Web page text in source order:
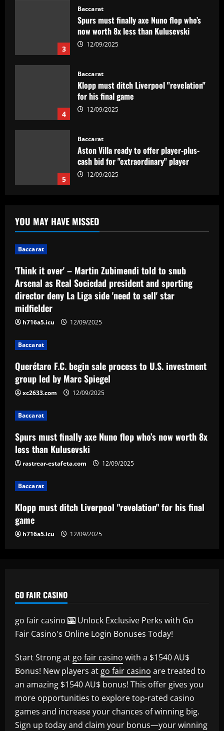
3
Baccarat
Spurs must finally axe Nuno flop who’s
now worth 8x less than Kulusevski
12/09/2025
4
Baccarat
Klopp must ditch Liverpool "revelation"
for his final game
12/09/2025
5
Baccarat
Aston Villa ready to offer player-plus-
cash bid for "extraordinary" player
12/09/2025
to snub Arsenal as Real Sociedad
president and sporting director deny La
Querétaro F.C. begin sale process to
U.S. investment group led by Marc
Spiegel
3 12/09/2025
4 12/09/2025
5
Baccarat
YOU MAY HAVE MISSED
Baccarat
'Think it over' – Martin Zubimendi told to snub
Arsenal as Real Sociedad president and sporting
director deny La Liga side 'need to sell' star
midfielder
h716a5.icu 12/09/2025
Baccarat
Querétaro F.C. begin sale process to U.S. investment
group led by Marc Spiegel
xc2633.com 12/09/2025
Baccarat
Spurs must finally axe Nuno flop who’s now worth 8x
less than Kulusevski
rastrear-estafeta.com 12/09/2025
Baccarat
Klopp must ditch Liverpool "revelation" for his final
game
h716a5.icu 12/09/2025
GO FAIR CASINO
go fair casino 🎰 Unlock Exclusive Perks with Go
Fair Casino's Online Login Bonuses Today!
Start Strong at go fair casino with a $1540 AU$
Bonus! New players at go fair casino are treated to
an amazing $1540 AU$ bonus! This offer gives you
more opportunities to explore top-rated casino
games and increase your chances of winning big.
Sign up today and claim your bonus—your winning